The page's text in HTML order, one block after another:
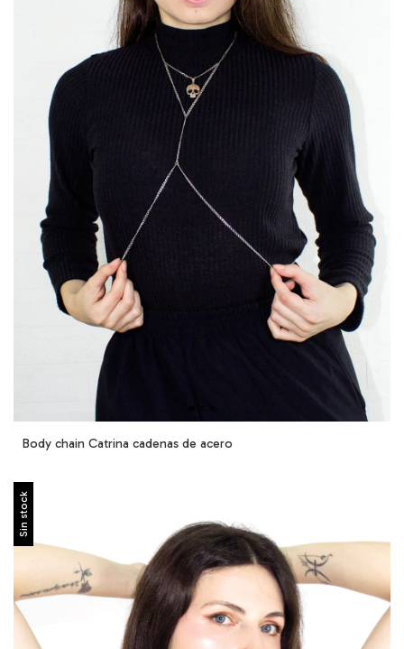
Body chain Catrina cadenas de acero
Sin stock